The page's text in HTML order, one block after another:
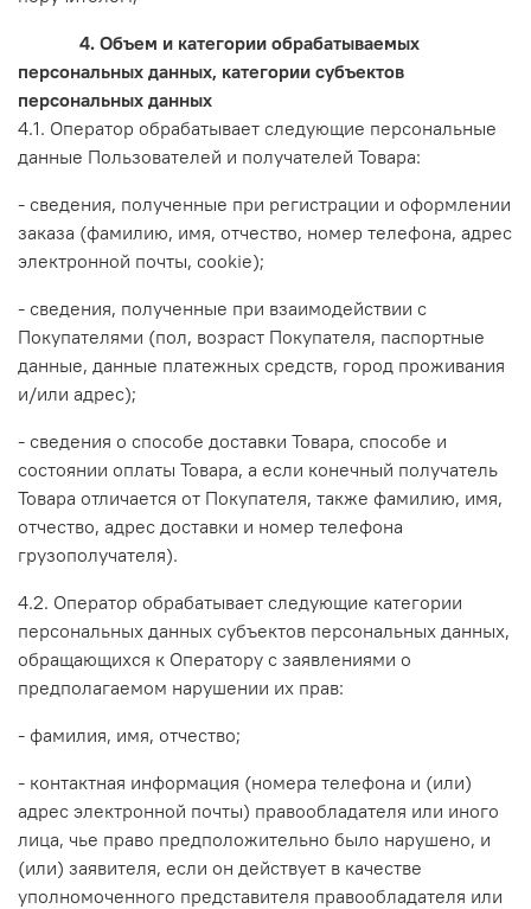
4. Объем и категории обрабатываемых
персональных данных, категории субъектов
персональных данных
4.1. Оператор обрабатывает следующие персональные
данные Пользователей и получателей Товара:
- сведения, полученные при регистрации и оформлении
заказа (фамилию, имя, отчество, номер телефона, адрес
электронной почты, cookie);
- сведения, полученные при взаимодействии с
Покупателями (пол, возраст Покупателя, паспортные
данные, данные платежных средств, город проживания
и/или адрес);
- сведения о способе доставки Товара, способе и
состоянии оплаты Товара, а если конечный получатель
Товара отличается от Покупателя, также фамилию, имя,
отчество, адрес доставки и номер телефона
грузополучателя).
4.2. Оператор обрабатывает следующие категории
персональных данных субъектов персональных данных,
обращающихся к Оператору с заявлениями о
предполагаемом нарушении их прав:
- фамилия, имя, отчество;
- контактная информация (номера телефона и (или)
адрес электронной почты) правообладателя или иного
лица, чье право предположительно было нарушено, и
(или) заявителя, если он действует в качестве
уполномоченного представителя правообладателя или